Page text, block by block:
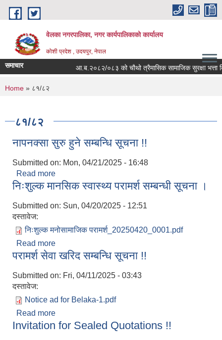
Skip to main content
वेलका नगरपालिका, नगर कार्यपालिकाको कार्यालय
कोशी प्रदेश , उदयपुर, नेपाल
समाचार आ.ब.२०८२/०८३ को चौथो त्रैमासिक सामाजिक सुरक्षा भत्ता
You are here
Home » ८१/८२
८१/८२
नापनक्सा सुरु हुने सम्बन्धि सूचना !!
Submitted on: Mon, 04/21/2025 - 16:48
Read more
निःशुल्क मानसिक स्वास्थ्य परामर्श सम्बन्धी सूचना ।
Submitted on: Sun, 04/20/2025 - 12:51
दस्तावेज:
निःशुल्क मनोसामाजिक परामर्श_20250420_0001.pdf
Read more
परामर्श सेवा खरिद सम्बन्धि सूचना !!
Submitted on: Fri, 04/11/2025 - 03:43
दस्तावेज:
Notice ad for Belaka-1.pdf
Read more
Invitation for Sealed Quotations !!